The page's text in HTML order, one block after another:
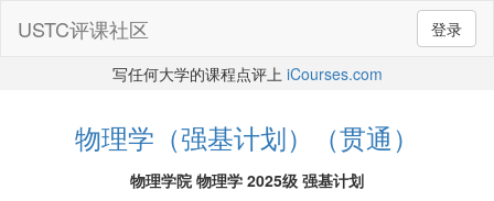
登录
USTC评课社区
写任何大学的课程点评上 iCourses.com
物理学（强基计划）（贯通）
物理学院 物理学 2025级 强基计划